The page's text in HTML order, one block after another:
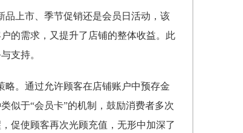
上市、季节促销还是会员日活动，该
的需求，又提升了店铺的整体收益。此
支持。
。通过允许顾客在店铺账户中预存金
似于“会员卡”的机制，鼓励消费者多次
促使顾客再次光顾充值，无形中加深了